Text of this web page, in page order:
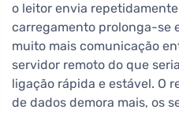
o leitor envia
carregamento prolonga-se
muito mais comunicação
servidor remoto do que
ligação rápida e estável. O
de dados demora mais, os